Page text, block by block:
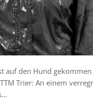
auf den Hund
Trier: An einem